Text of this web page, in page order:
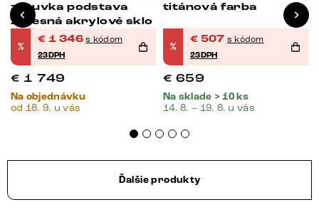
zásuvka podstava
závesná akrylové sklo
%
€ 1 346 s kódom
23DPH
€ 1 749
Na objednávku
od 18. 9. u vás
titánová farba
%
€ 507 s kódom
23DPH
€ 659
Na sklade > 10 ks
14. 8. – 19. 8. u vás
Ďalšie produkty